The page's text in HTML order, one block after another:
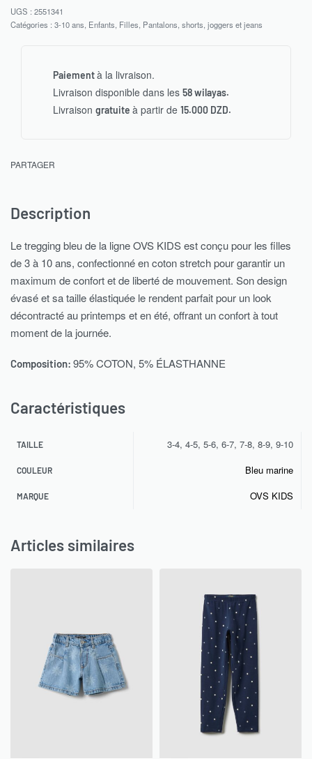
2551341
Catégories : 3-10 ans Enfants Filles Pantalons, shorts, joggers et jeans
Paiementà la livraison.
Livraison disponible dans les 58 wilayas.
Livraison gratuite à partir de 15.000 DZD.
PARTAGER
Description
Le tregging bleu de la ligne OVS KIDS est conçu pour les filles
de 3 à 10 ans, confectionné en coton stretch pour garantir un
maximum de confort et de liberté de mouvement. Son design
évasé et sa taille élastiquée le rendent parfait pour un look
décontracté au printemps et en été, offrant un confort à tout
moment de la journée.
Composition: 95% COTON, 5% ÉLASTHANNE
Caractéristiques
TAILLE 3-4, 4-5, 5-6, 6-7, 7-8, 8-9, 9-10
COULEUR Bleu marine
MARQUE OVS KIDS
Articles similaires